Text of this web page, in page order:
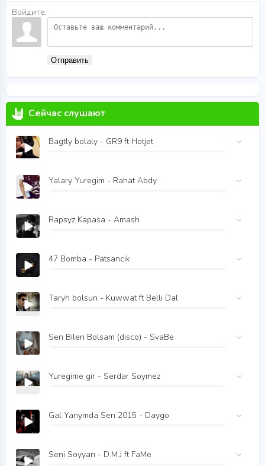
Войдите:
Отправить
Сейчас слушают
Bagtly bolaly - GR9 ft Hotjet
Yalary Yuregim - Rahat Abdy
Rapsyz Kapasa - Amash
47 Bomba - Patsancik
Taryh bolsun - Kuwwat ft Belli Dal
Sen Bilen Bolsam (disco) - SvaBe
Yuregime gir - Serdar Soymez
Gal Yanymda Sen 2015 - Daygo
Seni Soyyan - D.M.J ft FaMe